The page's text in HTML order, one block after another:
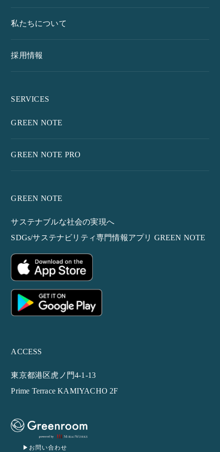
▶︎お問い合わせ
私たちについて
採用情報
SERVICES
GREEN NOTE
GREEN NOTE PRO
GREEN NOTE
サステナブルな社会の実現へ
SDGs/サステナビリティ専門情報アプリ GREEN NOTE
ACCESS
東京都港区虎ノ門4-1-13
Prime Terrace KAMIYACHO 2F